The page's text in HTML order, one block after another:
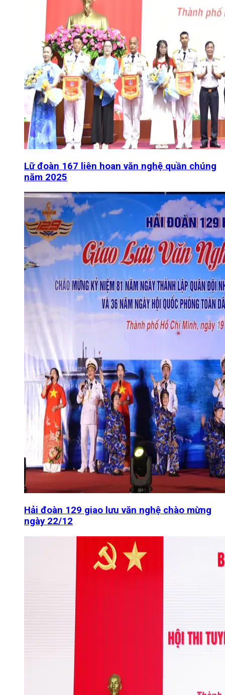
Lữ đoàn 167 liên hoan văn nghệ quần chúng
năm 2025
Hải đoàn 129 giao lưu văn nghệ chào mừng
ngày 22/12